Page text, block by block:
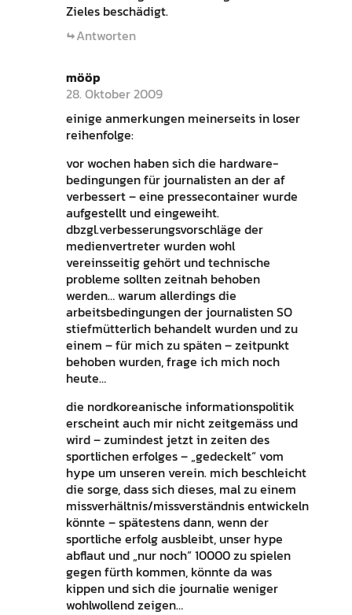
Zieles beschädigt.
Antworten
mööp
28. Oktober 2009
einige anmerkungen meinerseits in loser
reihenfolge:
vor wochen haben sich die hardware-
bedingungen für journalisten an der af
verbessert – eine pressecontainer wurde
aufgestellt und eingeweiht.
dbzgl.verbesserungsvorschläge der
medienvertreter wurden wohl
vereinsseitig gehört und technische
probleme sollten zeitnah behoben
werden… warum allerdings die
arbeitsbedingungen der journalisten SO
stiefmütterlich behandelt wurden und zu
einem – für mich zu späten – zeitpunkt
behoben wurden, frage ich mich noch
heute…
die nordkoreanische informationspolitik
erscheint auch mir nicht zeitgemäss und
wird – zumindest jetzt in zeiten des
sportlichen erfolges – „gedeckelt“ vom
hype um unseren verein. mich beschleicht
die sorge, dass sich dieses, mal zu einem
missverhältnis/missverständnis entwickeln
könnte – spätestens dann, wenn der
sportliche erfolg ausbleibt, unser hype
abflaut und „nur noch“ 10000 zu spielen
gegen fürth kommen, könnte da was
kippen und sich die journalie weniger
wohlwollend zeigen…